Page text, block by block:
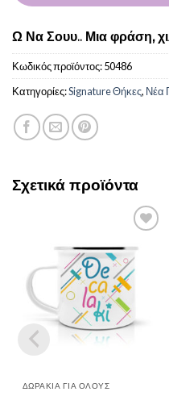
Ω Να Σουυ.. Μια φράση,
Κωδικός προϊόντος:50486
Κατηγορίες:Signature Θήκες, Νέα
Σχετικά προϊόντα
Wishlist
ΔΩΡΆΚΙΑ ΓΙΑ ΌΛΟΥΣ